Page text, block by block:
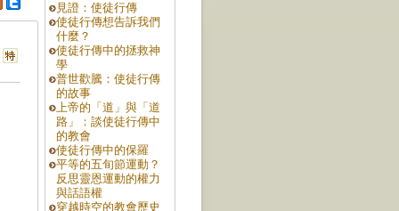
見證：使徒行傳
使徒行傳想告訴我們
什麼？
使徒行傳中的拯救神
學
普世歡騰：使徒行傳
的故事
上帝的「道」與「道
路」：談使徒行傳中
的教會
使徒行傳中的保羅
平等的五旬節運動？
反思靈恩運動的權力
與話語權
穿越時空的教會歷史